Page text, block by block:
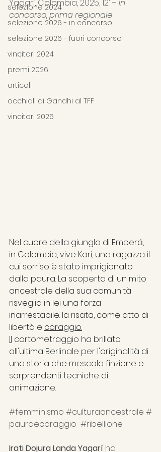
selezione 2024
selezione 2026 - in concorso
selezione 2026 - fuori concorso
vincitori 2024
premi 2026
articoli
occhiali di Gandhi al TFF
vincitori 2026
Yagarí, Colombia, 2025, 12’ – In
concorso, prima regionale
Nel cuore della giungla di Emberá,
in Colombia, vive Kari, una ragazza il
cui sorriso è stato imprigionato
dalla paura. La scoperta di un mito
ancestrale della sua comunità
risveglia in lei una forza
inarrestabile: la risata, come atto di
libertà e coraggio.
Il cortometraggio ha brillato
all'ultima Berlinale per l'originalità di
una storia che mescola finzione e
sorprendenti tecniche di
animazione.
#femminismo #culturaancestrale #
pauraecoraggio #ribellione
Irati Dojura Landa Yagarí ha